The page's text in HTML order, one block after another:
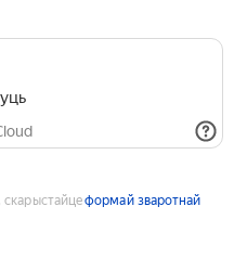
скарыстайцеформай зваротнай